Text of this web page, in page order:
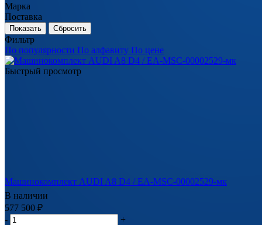
Марка
Поставка
Сбросить
Фильтр
По популярности По алфавиту По цене
Быстрый просмотр
Машинокомплект AUDI A8 D4 / EA-MSC-00002529-мк
В наличии
577 500 ₽
-
+